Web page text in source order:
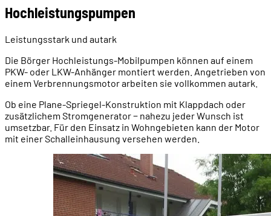
Hochleistungspumpen
Leistungsstark und autark
Die Börger Hochleistungs-Mobilpumpen können auf einem
PKW- oder LKW-Anhänger montiert werden. Angetrieben von
einem Verbrennungsmotor arbeiten sie vollkommen autark.
Ob eine Plane-Spriegel-Konstruktion mit Klappdach oder
zusätzlichem Stromgenerator − nahezu jeder Wunsch ist
umsetzbar. Für den Einsatz in Wohngebieten kann der Motor
mit einer Schalleinhausung versehen werden.